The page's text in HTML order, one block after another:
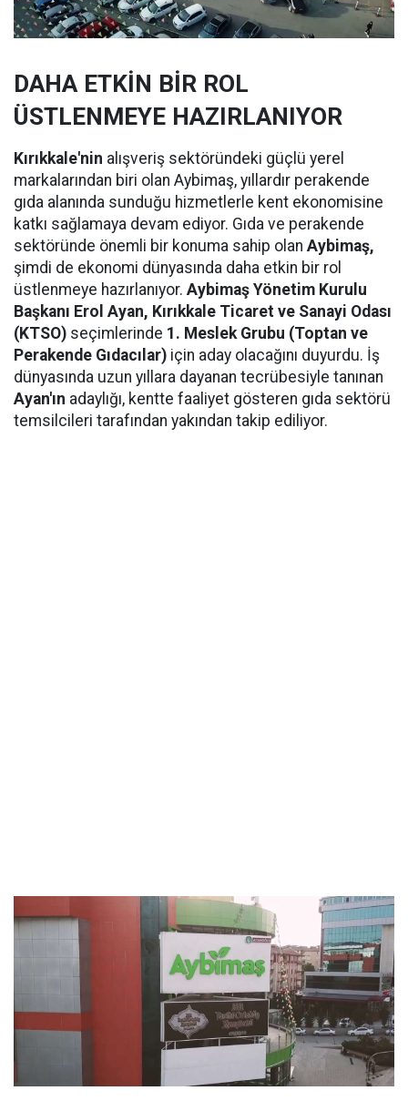
DAHA ETKİN BİR ROL
ÜSTLENMEYE HAZIRLANIYOR
Kırıkkale'nin alışveriş sektöründeki güçlü yerel
markalarından biri olan Aybimaş, yıllardır perakende
gıda alanında sunduğu hizmetlerle kent ekonomisine
katkı sağlamaya devam ediyor. Gıda ve perakende
sektöründe önemli bir konuma sahip olan Aybimaş,
şimdi de ekonomi dünyasında daha etkin bir rol
üstlenmeye hazırlanıyor. Aybimaş Yönetim Kurulu
Başkanı Erol Ayan, Kırıkkale Ticaret ve Sanayi Odası
(KTSO) seçimlerinde 1. Meslek Grubu (Toptan ve
Perakende Gıdacılar) için aday olacağını duyurdu. İş
dünyasında uzun yıllara dayanan tecrübesiyle tanınan
Ayan'ın adaylığı, kentte faaliyet gösteren gıda sektörü
temsilcileri tarafından yakından takip ediliyor.